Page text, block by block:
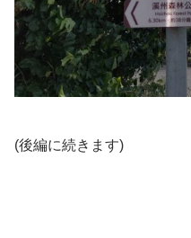
(後編に続きます)